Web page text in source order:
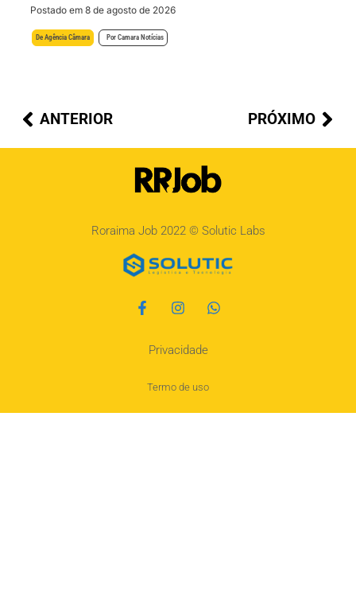
Postado em 8 de agosto de 2026
De Agência Câmara Por Camara Notícias
ANTERIOR PRÓXIMO
Roraima Job 2022 © Solutic Labs
Privacidade
Termo de uso